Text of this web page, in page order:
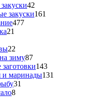
42
закуски161
477
21
22
зиму87
143
и маринады131
31
8